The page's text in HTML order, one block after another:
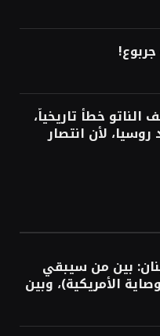
خطأً تاريخياً،
ضد روسيا، لأن انتصار
سيفتت الناتو!محمد
بين من سيبقي
الأمريكية)، وبين
من النفق الغربي!